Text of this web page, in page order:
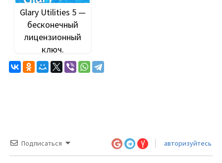
Glary Utilities 5 —
бесконечный
лицензионный
ключ.
Подписаться авторизуйтесь